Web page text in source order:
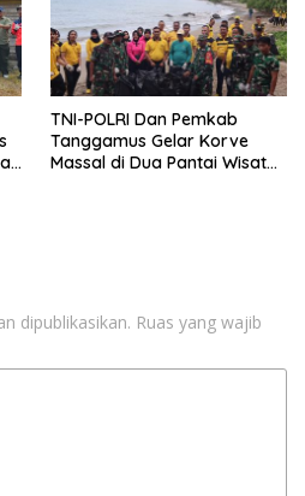
TNI-POLRI Dan Pemkab
Tanggamus Gelar Korve
Massal di Dua Pantai Wisata
dipublikasikan. Ruas yang wajib